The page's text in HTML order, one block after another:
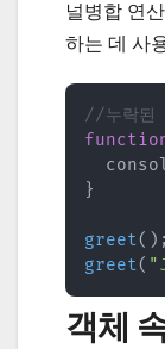
널병합 연
하는 데 사
//누락된
}
greet( ) ;
greet(
객체